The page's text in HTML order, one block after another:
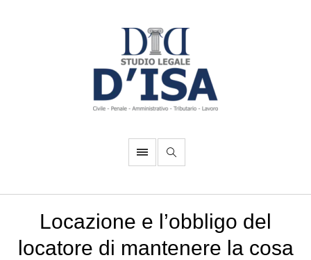
Locazione e l’obbligo del
locatore di mantenere la cosa